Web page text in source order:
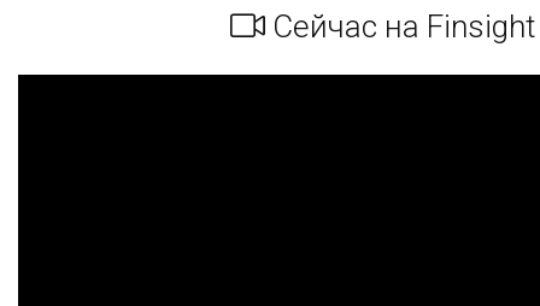
Сейчас на Finsight